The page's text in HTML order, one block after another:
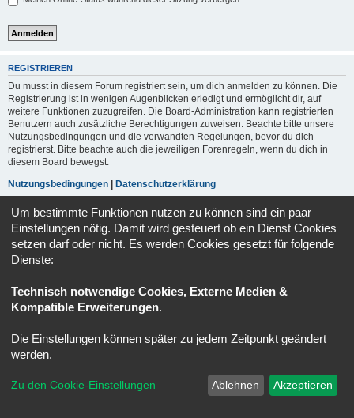
REGISTRIEREN
Du musst in diesem Forum registriert sein, um dich anmelden zu können. Die
Registrierung ist in wenigen Augenblicken erledigt und ermöglicht dir, auf
weitere Funktionen zuzugreifen. Die Board-Administration kann registrierten
Benutzern auch zusätzliche Berechtigungen zuweisen. Beachte bitte unsere
Nutzungsbedingungen und die verwandten Regelungen, bevor du dich
registrierst. Bitte beachte auch die jeweiligen Forenregeln, wenn du dich in
diesem Board bewegst.
Nutzungsbedingungen
Datenschutzerklärung
Registrieren
Portal
Powered by phpBB
® Forum Software © phpBB Limited
Deutsche Übersetzung durch
Datenschutz |
Um bestimmte Funktionen nutzen zu können sind ein paar
Einstellungen nötig. Damit wird gesteuert ob ein Dienst Cookies
setzen darf oder nicht. Es werden Cookies gesetzt für folgende
Dienste:
Technisch notwendige Cookies, Externe Medien &
Kompatible Erweiterungen.
Die Einstellungen können später zu jedem Zeitpunkt geändert
werden.
Zu den Cookie-Einstellungen Ablehnen Akzeptieren